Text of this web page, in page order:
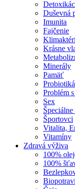
Duševná
Imunita
Fajčenie
Krásne
Minerály
Pamäť
Problém
Sex
Športovci
Vitalita,
Vitamíny
Zdravá výživa
100%
100%